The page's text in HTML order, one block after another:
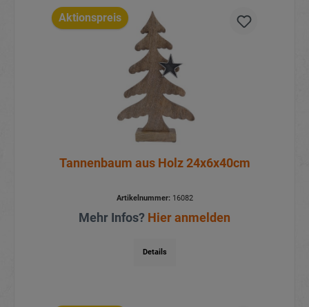
Aktionspreis
Tannenbaum aus Holz 24x6x40cm
Artikelnummer:16082
Mehr Infos? Hier anmelden
Details